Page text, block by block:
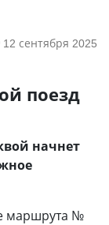
12 сентября 2025
поезд
начнет
маршрута №